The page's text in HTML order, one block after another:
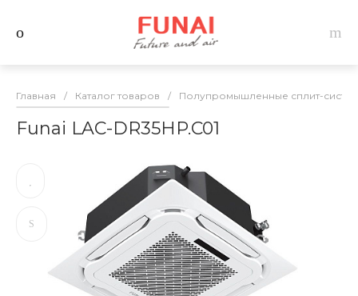
Главная / Каталог товаров / Полупромышленные сплит-
Funai LAC-DR35HP.C01